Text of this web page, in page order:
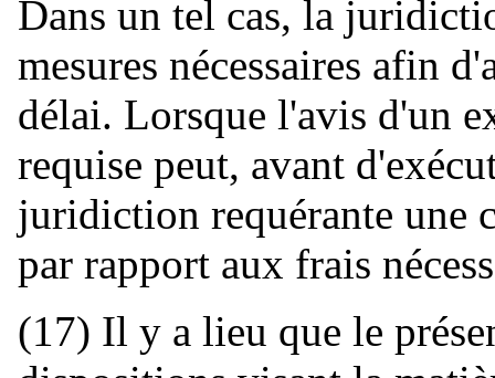
Dans un tel cas, la
mesures nécessaires afin
délai. Lorsque l'avis d'un
requise peut, avant
juridiction requérante une
par rapport aux frais
(17) Il y a lieu que le